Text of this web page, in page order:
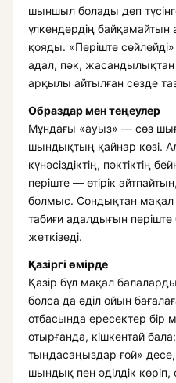
шыншыл болады деп
үлкендердің
қояды. «Періште
адал, пәк, жасандылықтан
арқылы айтылған сөзде
Образдар мен теңеулер
Мұндағы «ауыз» — сөз
шындықтың қайнар көзі.
күнәсіздіктің, пәктіктің
періште — өтірік
болмыс. Сондықтан мақал
табиғи адалдығын
жеткізеді.
Қазіргі өмірде
Қазір бұл мақал
болса да әділ ойын
отбасында ересектер бір
отырғанда, кішкентай бала:
тыңдасаңыздар ғой»
шындық пен әділдік